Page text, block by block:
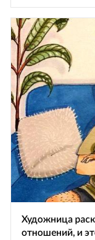
Художница
отношений, и